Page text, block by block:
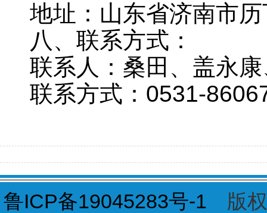
地址：山东省济南市
八、联系方式：
联系人：桑田、盖永
联系方式： 0531-
鲁ICP备19045283号-1 版权